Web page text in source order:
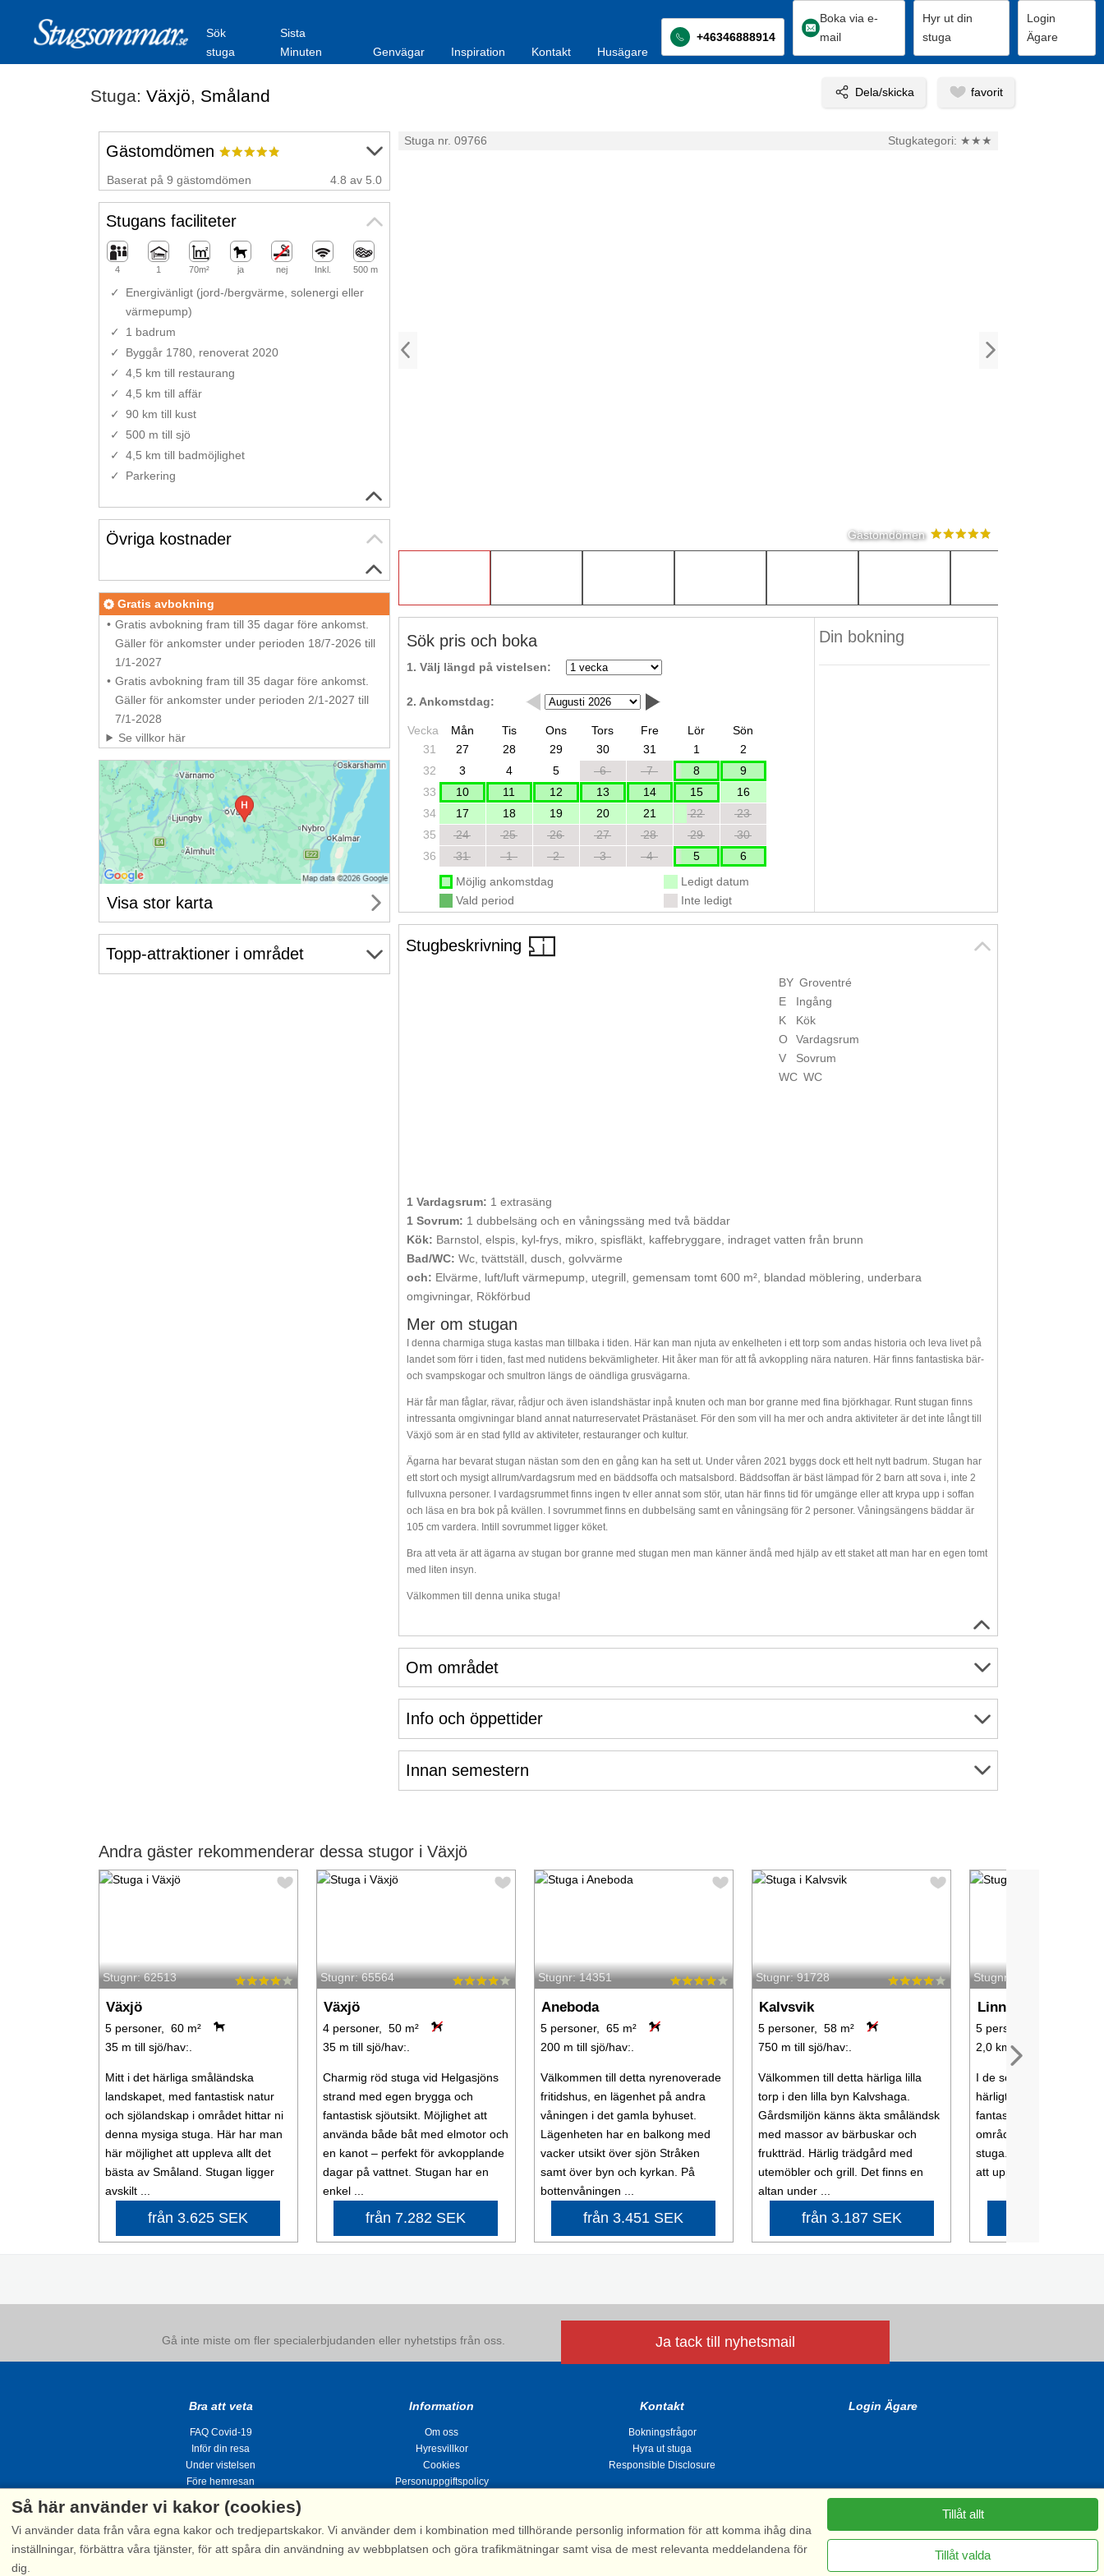
Sök
stuga
Sista
Minuten
Genvägar Inspiration Kontakt Husägare
+46346888914
Boka via e-
mail
Hyr ut din
stuga
Login
Ägare
Stuga: Växjö, Småland
Stuga nr. 09766 Stugkategori: ★★★
Gästomdömen
Sök pris och boka
1. Välj längd på vistelsen:
2. Ankomstdag:
Vecka Mån Tis Ons Tors Fre Lör
Sön
31
27 28 29 30 31 1
2
32
3 4 5 6 7 8
9
33
10 11 12 13 14 15
16
34
17 18 19 20 21 22
23
35
24 25 26 27 28 29
30
36
31 1 2 3 4 5
6
Möjlig ankomstdag
Vald period
Ledigt datum
Inte ledigt
Din bokning
Stugbeskrivning
BY Groventré
E
Ingång
K
Kök
O
Vardagsrum
V
Sovrum
WC WC
1 Vardagsrum: 1 extrasäng
1 Sovrum: 1 dubbelsäng och en våningssäng med två bäddar
Kök: Barnstol, elspis, kyl-frys, mikro, spisfläkt, kaffebryggare, indraget vatten från brunn
Bad/WC: Wc, tvättställ, dusch, golvvärme
och: Elvärme, luft/luft värmepump, utegrill, gemensam tomt 600 m², blandad möblering, underbara
omgivningar, Rökförbud
Mer om stugan
I denna charmiga stuga kastas man tillbaka i tiden. Här kan man njuta av enkelheten i ett torp som andas historia och leva livet på
landet som förr i tiden, fast med nutidens bekvämligheter. Hit åker man för att få avkoppling nära naturen. Här finns fantastiska bär-
och svampskogar och smultron längs de oändliga grusvägarna.
Här får man fåglar, rävar, rådjur och även islandshästar inpå knuten och man bor granne med fina björkhagar. Runt stugan finns
intressanta omgivningar bland annat naturreservatet Prästanäset. För den som vill ha mer och andra aktiviteter är det inte långt till
Växjö som är en stad fylld av aktiviteter, restauranger och kultur.
Ägarna har bevarat stugan nästan som den en gång kan ha sett ut. Under våren 2021 byggs dock ett helt nytt badrum. Stugan har
ett stort och mysigt allrum/vardagsrum med en bäddsoffa och matsalsbord. Bäddsoffan är bäst lämpad för 2 barn att sova i, inte 2
fullvuxna personer. I vardagsrummet finns ingen tv eller annat som stör, utan här finns tid för umgänge eller att krypa upp i soffan
och läsa en bra bok på kvällen. I sovrummet finns en dubbelsäng samt en våningsäng för 2 personer. Våningsängens bäddar är
105 cm vardera. Intill sovrummet ligger köket.
Bra att veta är att ägarna av stugan bor granne med stugan men man känner ändå med hjälp av ett staket att man har en egen tomt
med liten insyn.
Välkommen till denna unika stuga!
Om området
Info och öppettider
Innan semestern
Gästomdömen
Baserat på 9 gästomdömen 4.8 av 5.0
Stugans faciliteter
4 1 70m² ja nej Inkl. 500 m
Energivänligt (jord-/bergvärme, solenergi eller
värmepump)
1 badrum
Byggår 1780, renoverat 2020
4,5 km till restaurang
4,5 km till affär
90 km till kust
500 m till sjö
4,5 km till badmöjlighet
Parkering
Övriga kostnader
Gratis avbokning
Gratis avbokning fram till 35 dagar före ankomst.
Gäller för ankomster under perioden 18/7-2026 till
1/1-2027
Gratis avbokning fram till 35 dagar före ankomst.
Gäller för ankomster under perioden 2/1-2027 till
7/1-2028
Se villkor här
Visa stor karta
Topp-attraktioner i området
Andra gäster rekommenderar dessa stugor i Växjö
Stugnr: 62513
Växjö
5 personer, 60 m²
35 m till sjö/hav:.
Mitt i det härliga småländska
landskapet, med fantastisk natur
och sjölandskap i området hittar ni
denna mysiga stuga. Här har man
här möjlighet att uppleva allt det
bästa av Småland. Stugan ligger
avskilt ...
från 3.625 SEK
Stugnr: 65564
Växjö
4 personer, 50 m²
35 m till sjö/hav:.
Charmig röd stuga vid Helgasjöns
strand med egen brygga och
fantastisk sjöutsikt. Möjlighet att
använda både båt med elmotor och
en kanot – perfekt för avkopplande
dagar på vattnet. Stugan har en
enkel ...
från 7.282 SEK
Stugnr: 14351
Aneboda
5 personer, 65 m²
200 m till sjö/hav:.
Välkommen till detta nyrenoverade
fritidshus, en lägenhet på andra
våningen i det gamla byhuset.
Lägenheten har en balkong med
vacker utsikt över sjön Stråken
samt över byn och kyrkan. På
bottenvåningen ...
från 3.451 SEK
Stugnr: 91728
Kalvsvik
5 personer, 58 m²
750 m till sjö/hav:.
Välkommen till detta härliga lilla
torp i den lilla byn Kalvshaga.
Gårdsmiljön känns äkta småländsk
med massor av bärbuskar och
fruktträd. Härlig trädgård med
utemöbler och grill. Det finns en
altan under ...
från 3.187 SEK
Stugnr: 57977
Linneryd
5 personer, 21 m²
2,0 km till sjö/hav:.
I de södra delarna av
härligt lantliga
fantastisk natur och
området hittar ni denna
stuga. Här har man här
att uppleva allt det
Gå inte miste om fler specialerbjudanden eller nyhetstips från oss. Ja tack till nyhetsmail
Bra att veta
FAQ Covid-19
Inför din resa
Under vistelsen
Före hemresan
Information
Om oss
Hyresvillkor
Cookies
Personuppgiftspolicy
Kontakt
Bokningsfrågor
Hyra ut stuga
Responsible Disclosure
Login Ägare
Stugsommar |Kvarngatan 2, 311 32 Falkenberg | Sverige
Så här använder vi kakor (cookies)
Vi använder data från våra egna kakor och tredjepartskakor. Vi använder dem i kombination med tillhörande personlig information för att komma ihåg dina
inställningar, förbättra våra tjänster, för att spåra din användning av webbplatsen och göra trafikmätningar samt visa de mest relevanta meddelandena för
dig.
Tillåt allt
Tillåt valda